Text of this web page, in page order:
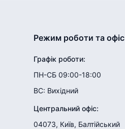
Режим роботи та офіс
Графік роботи:
ПН-СБ 09:00-18:00
ВС: Вихідний
Центральний офіс:
04073, Київ, Балтійський